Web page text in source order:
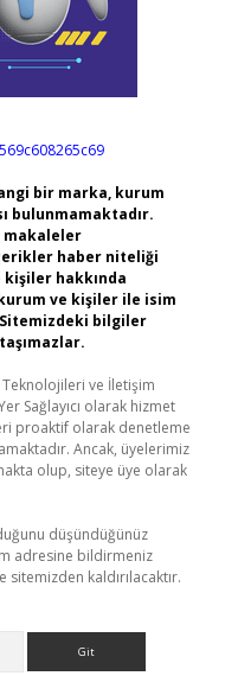
bir marka, kurum
bulunmamaktadır.
makaleler
haber niteliği
hakkında
ve kişiler ile isim
bilgiler
Teknolojileri ve İletişim
Sağlayıcı olarak hizmet
proaktif olarak denetleme
Ancak, üyelerimiz
olup, siteye üye olarak
düşündüğünüz
adresine bildirmeniz
kaldırılacaktır.